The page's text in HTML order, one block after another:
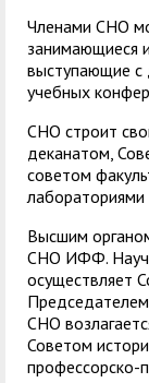
Членами СНО
занимающиеся
выступающие с
учебных
СНО строит
деканатом,
советом
Высшим
СНО ИФФ.
осуществляет
СНО
Советом
профессорско-